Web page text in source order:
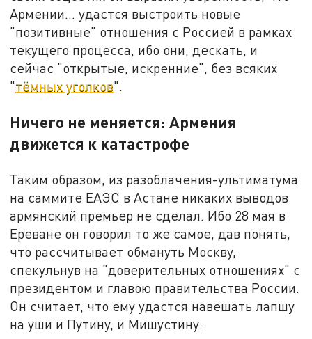
Армении… удастся выстроить новые
"позитивные" отношения с Россией в рамках
текущего процесса, ибо они, дескать, и
сейчас "открытые, искренние", без всяких
"тёмных уголков".
Ничего не меняется: Армения
движется к катастрофе
Таким образом, из разоблачения-ультиматума
на саммите ЕАЭС в Астане никаких выводов
армянский премьер не сделал. Ибо 28 мая в
Ереване он говорил то же самое, дав понять,
что рассчитывает обмануть Москву,
спекульнув на "доверительных отношениях" с
президентом и главою правительства России.
Он считает, что ему удастся навешать лапшу
на уши и Путину, и Мишустину: